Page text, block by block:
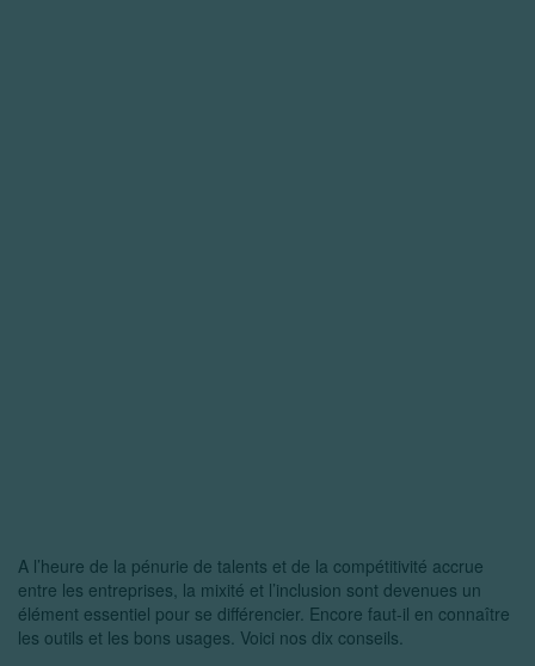
A l’heure de la pénurie de talents et de la compétitivité accrue
entre les entreprises, la mixité et l’inclusion sont devenues un
élément essentiel pour se différencier. Encore faut-il en connaître
les outils et les bons usages. Voici nos dix conseils.